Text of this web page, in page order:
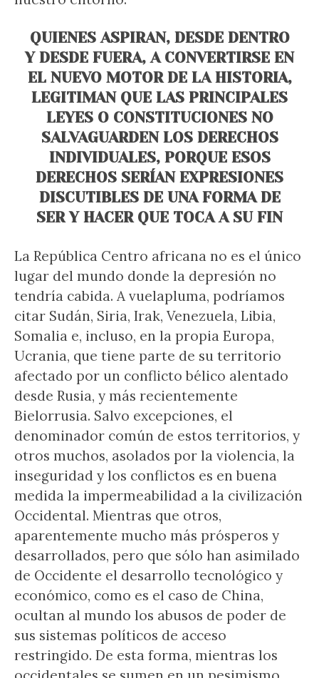
QUIENES ASPIRAN, DESDE DENTRO
Y DESDE FUERA, A CONVERTIRSE EN
EL NUEVO MOTOR DE LA HISTORIA,
LEGITIMAN QUE LAS PRINCIPALES
LEYES O CONSTITUCIONES NO
SALVAGUARDEN LOS DERECHOS
INDIVIDUALES, PORQUE ESOS
DERECHOS SERÍAN EXPRESIONES
DISCUTIBLES DE UNA FORMA DE
SER Y HACER QUE TOCA A SU FIN
La República Centro africana no es el único
lugar del mundo donde la depresión no
tendría cabida. A vuelapluma, podríamos
citar Sudán, Siria, Irak, Venezuela, Libia,
Somalia e, incluso, en la propia Europa,
Ucrania, que tiene parte de su territorio
afectado por un conflicto bélico alentado
desde Rusia, y más recientemente
Bielorrusia. Salvo excepciones, el
denominador común de estos territorios, y
otros muchos, asolados por la violencia, la
inseguridad y los conflictos es en buena
medida la impermeabilidad a la civilización
Occidental. Mientras que otros,
aparentemente mucho más prósperos y
desarrollados, pero que sólo han asimilado
de Occidente el desarrollo tecnológico y
económico, como es el caso de China,
ocultan al mundo los abusos de poder de
sus sistemas políticos de acceso
restringido. De esta forma, mientras los